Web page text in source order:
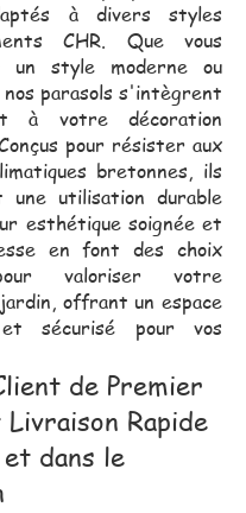
à divers styles
CHR. Que vous
un style moderne ou
parasols s'intègrent
à votre décoration
pour résister aux
bretonnes, ils
une utilisation durable
esthétique soignée et
en font des choix
valoriser votre
offrant un espace
et sécurisé pour vos
de Premier
Rapide
et dans le